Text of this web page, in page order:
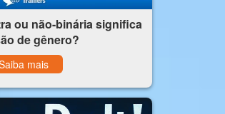
ou não-binária significa
de gênero?
mais